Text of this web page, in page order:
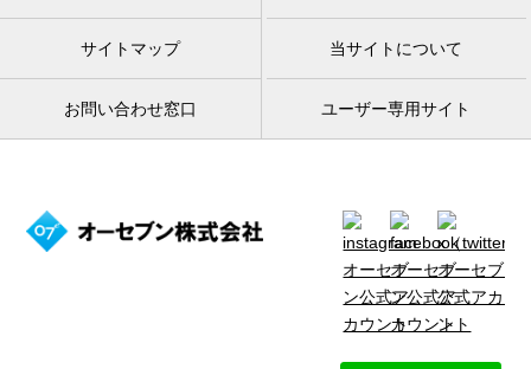
サイトマップ 当サイトについて
お問い合わせ窓口 ユーザー専用サイト